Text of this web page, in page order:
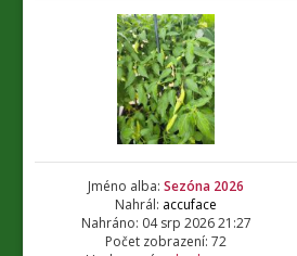
Jméno alba: Sezóna 2026
Nahrál: accuface
Nahráno: 04 srp 2026 21:27
Počet zobrazení: 72